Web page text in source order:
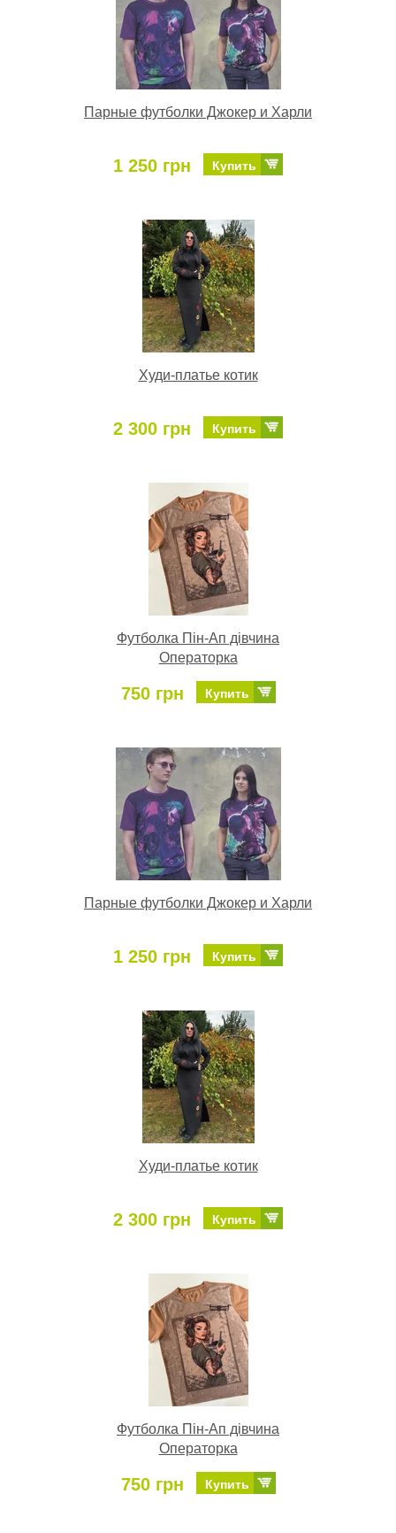
Парные футболки Джокер и Харли
1 250 грн Купить
Худи-платье котик
2 300 грн Купить
Футболка Пін-Ап дівчина
Операторка
750 грн Купить
Парные футболки Джокер и Харли
1 250 грн Купить
Худи-платье котик
2 300 грн Купить
Футболка Пін-Ап дівчина
Операторка
750 грн Купить